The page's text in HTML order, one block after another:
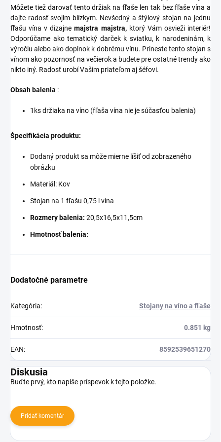
Môžete tiež darovať tento držiak na fľaše len tak bez fľaše vína a
dajte radosť svojim blízkym. Nevšedný a štýlový stojan na jednu
fľašu vína v dizajnemajstra majstra,ktorý Vám osvieži interiér!
Odporúčame ako tematický darček k sviatku, k narodeninám, k
výročiu alebo ako doplnok k dobrému vínu. Prineste tento stojan s
vínom ako pozornosť na večierok a budete pre ostatné trendy ako
nikto iný. Radosť urobí Vašim priateľom aj šéfovi.
Obsah balenia :
1ks držiaka na víno (fľaša vína nie je súčasťou balenia)
Špecifikácia produktu:
Dodaný produkt sa môže mierne líšiť od zobrazeného
obrázku
Materiál: Kov
Stojan na 1 fľašu 0,75 l vína
Rozmery balenia: 20,5x16,5x11,5cm
Hmotnosť balenia:
Dodatočné parametre
Kategória: Stojany na víno a fľaše
Hmotnosť: 0.851 kg
EAN: 8592539651270
Diskusia
Buďte prvý, kto napíše príspevok k tejto položke.
Pridať komentár